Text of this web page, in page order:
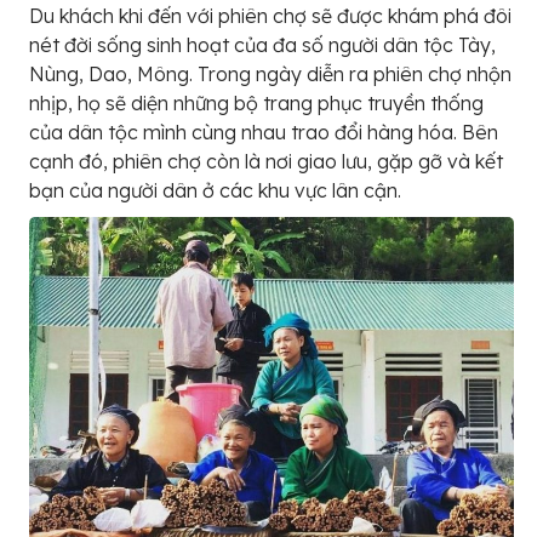
Du khách khi đến với phiên chợ sẽ được khám phá đôi
nét đời sống sinh hoạt của đa số người dân tộc Tày,
Nùng, Dao, Mông. Trong ngày diễn ra phiên chợ nhộn
nhịp, họ sẽ diện những bộ trang phục truyền thống
của dân tộc mình cùng nhau trao đổi hàng hóa. Bên
cạnh đó, phiên chợ còn là nơi giao lưu, gặp gỡ và kết
bạn của người dân ở các khu vực lân cận.